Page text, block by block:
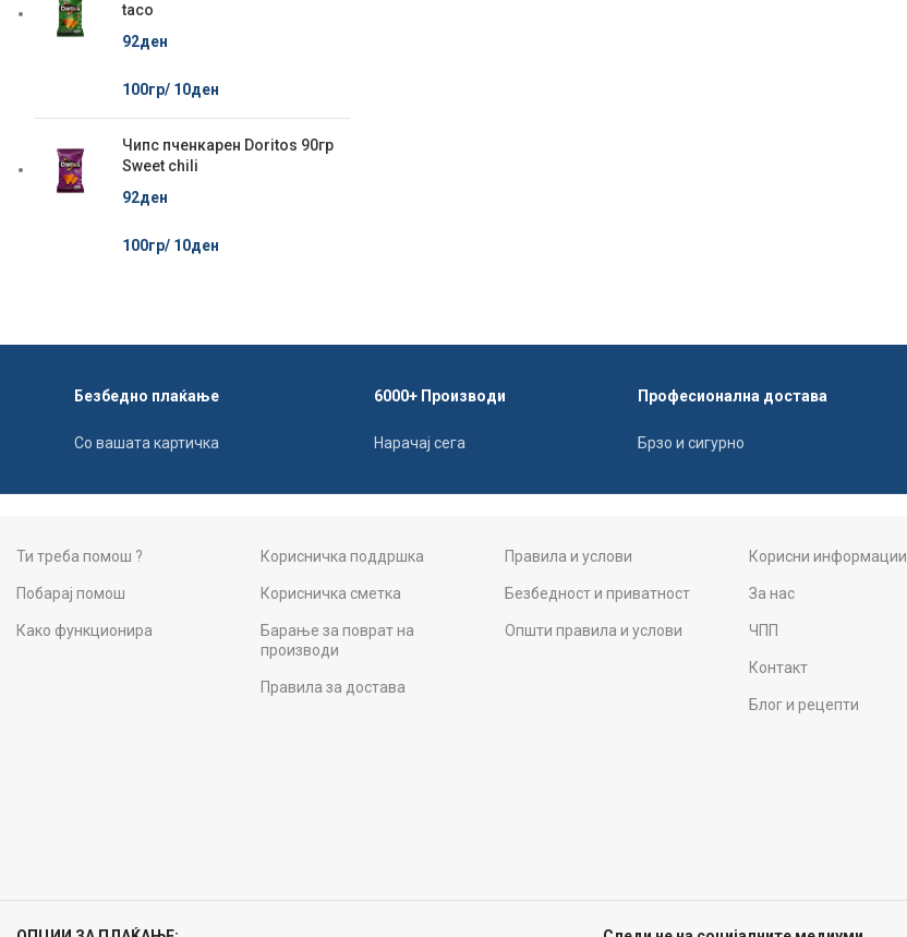
taco
92ден
100гр/ 10ден
Чипс пченкарен Doritos 90гр
Sweet chili
92ден
100гр/ 10ден
Безбедно плаќање
Со вашата картичка
6000+ Производи
Нарачај сега
Професионална достава
Брзо и сигурно
Ти треба помош ?
Побарај помош
Како функционира
Корисничка поддршка
Корисничка сметка
Барање за поврат на
производи
Правила за достава
Правила и услови
Безбедност и приватност
Општи правила и услови
Корисни информации
За нас
ЧПП
Контакт
Блог и рецепти